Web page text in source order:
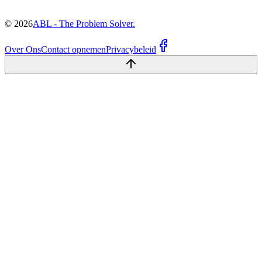
© 2026ABL - The Problem Solver.
Over OnsContact opnemenPrivacybeleid